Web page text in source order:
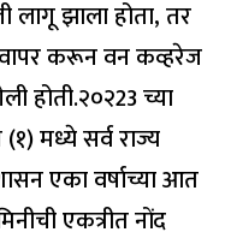
लागू झाला होता, तर
करून वन कव्हरेज
होती.२०२23 च्या
मध्ये सर्व राज्य
एका वर्षाच्या आत
एकत्रीत नोंद